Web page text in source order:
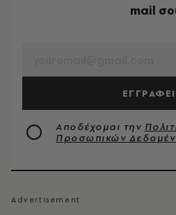
mail
Αποδέχομαι την
Προσωπικών